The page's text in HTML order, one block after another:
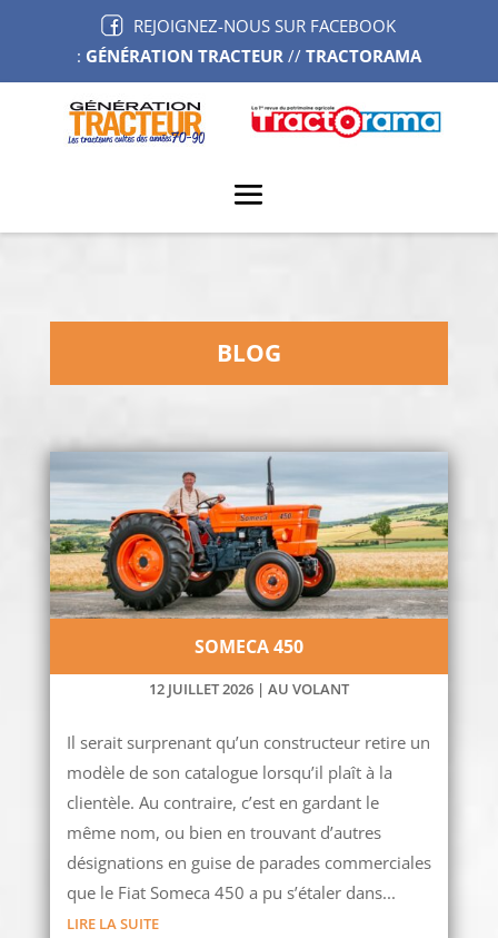
REJOIGNEZ-NOUS SUR FACEBOOK
: GÉNÉRATION TRACTEUR// TRACTORAMA
BLOG
SOMECA 450
12 JUILLET 2026| AU VOLANT
Il serait surprenant qu’un constructeur retire un
modèle de son catalogue lorsqu’il plaît à la
clientèle. Au contraire, c’est en gardant le
même nom, ou bien en trouvant d’autres
désignations en guise de parades commerciales
que le Fiat Someca 450 a pu s’étaler dans...
LIRE LA SUITE